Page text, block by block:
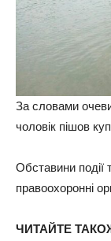
За словами
чоловік пішов
Обставини події
правоохоронні
ЧИТАЙТЕ